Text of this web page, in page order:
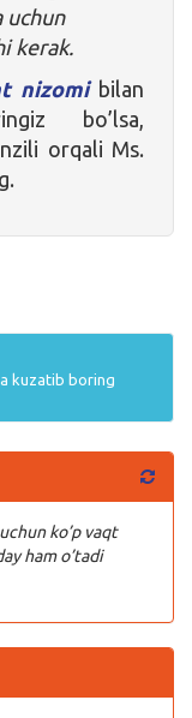
uchun
kerak.
nizomibilan
bo’lsa,
orqali Ms.
kuzatib boring
ko’p vaqt
ham o’tadi